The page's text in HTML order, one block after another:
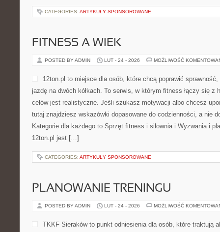
CATEGORIES: ARTYKUŁY SPONSOROWANE
FITNESS A WIEK
POSTED BY ADMIN LUT - 24 - 2026 MOŻLIWOŚĆ
12ton.pl to miejsce dla osób, które chcą poprawić
jazdę na dwóch kółkach. To serwis, w którym fitness łączy się z
celów jest realistyczne. Jeśli szukasz motywacji albo chcesz
tutaj znajdziesz wskazówki dopasowane do codzienności, a nie
Kategorie dla każdego to Sprzęt fitness i siłownia i Wyzwania i
12ton.pl jest […]
CATEGORIES: ARTYKUŁY SPONSOROWANE
PLANOWANIE TRENINGU
POSTED BY ADMIN LUT - 24 - 2026 MOŻLIWOŚĆ
TKKF Sieraków to punkt odniesienia dla osób, które traktują